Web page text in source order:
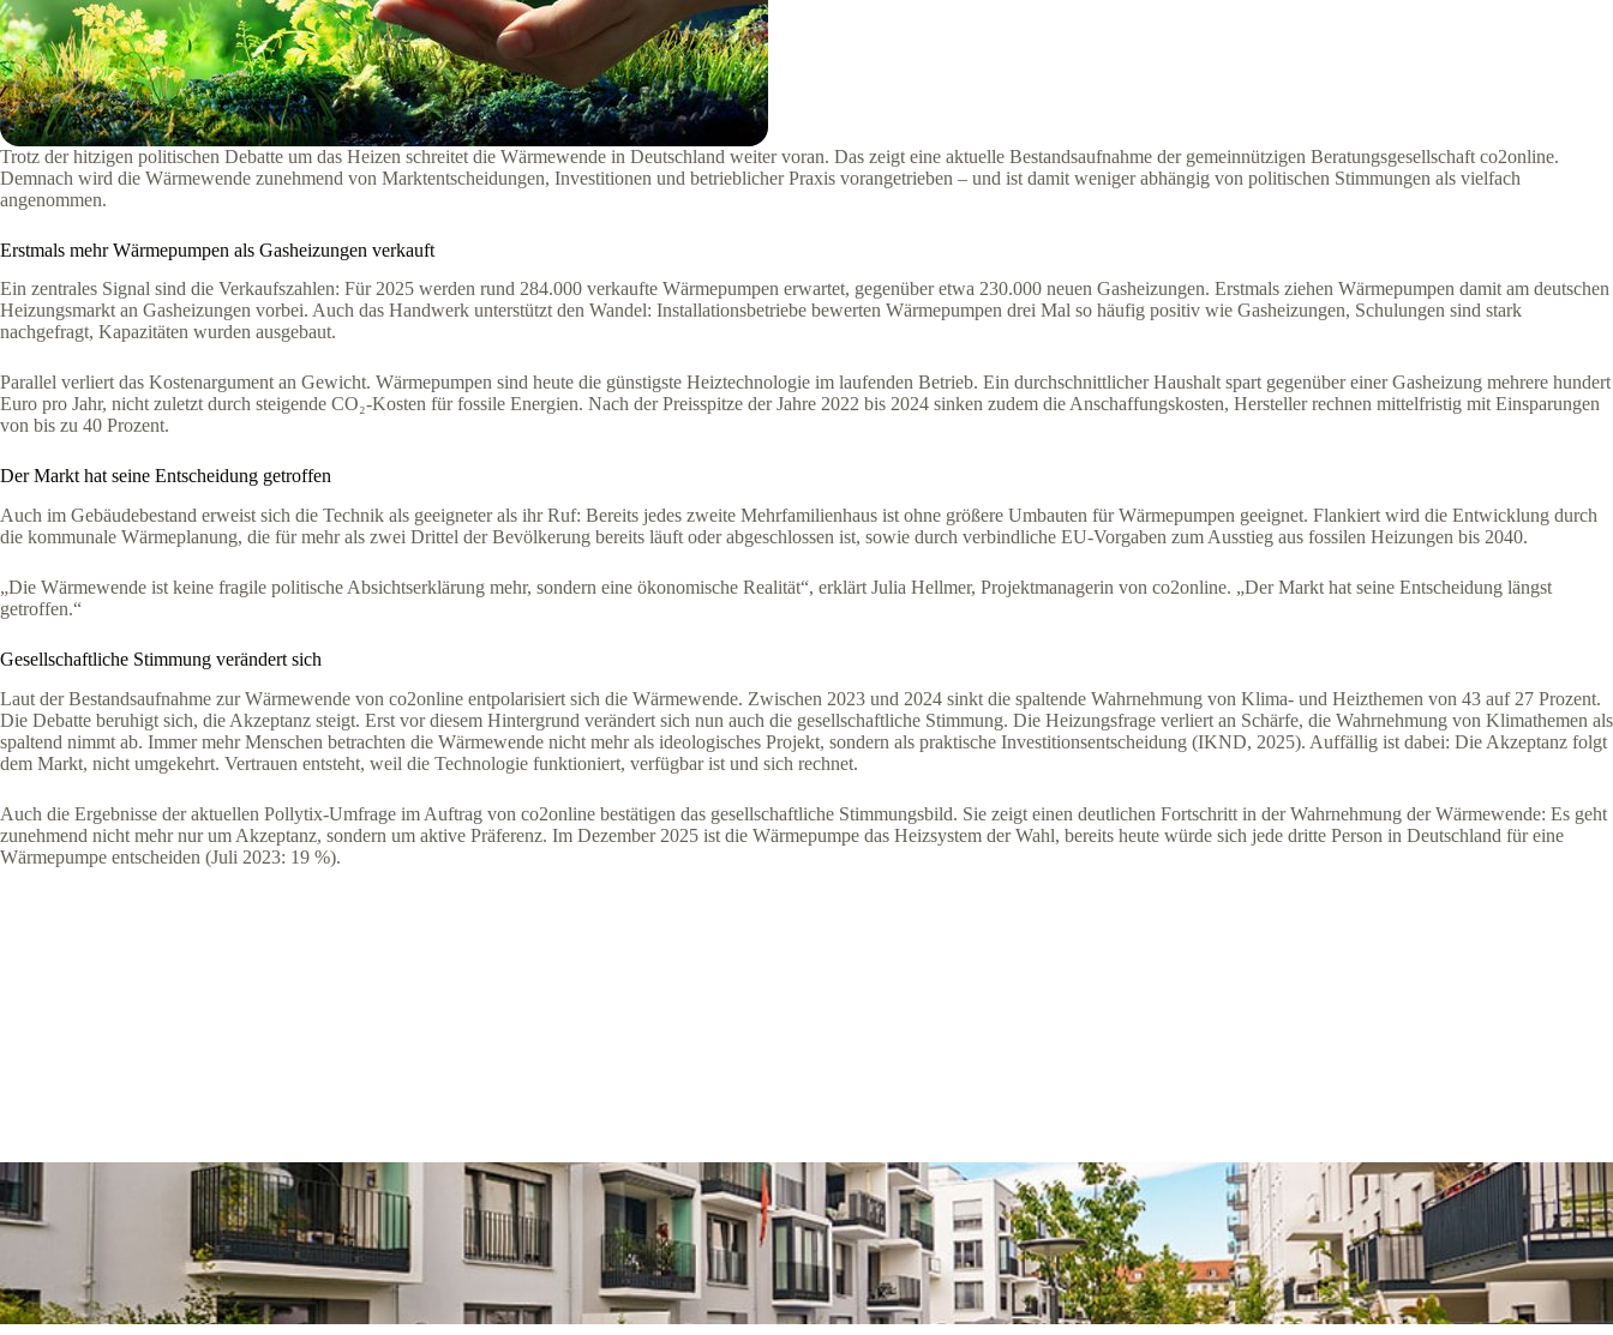
Trotz der hitzigen politischen Debatte um das Heizen schreitet die Wärmewende in Deutschland weiter voran. Das zeigt eine aktuelle Bestandsaufnahme der gemeinnützigen Beratungsgesellschaft co2online.
Demnach wird die Wärmewende zunehmend von Marktentscheidungen, Investitionen und betrieblicher Praxis vorangetrieben – und ist damit weniger abhängig von politischen Stimmungen als vielfach
angenommen.
Erstmals mehr Wärmepumpen als Gasheizungen verkauft
Ein zentrales Signal sind die Verkaufszahlen: Für 2025 werden rund 284.000 verkaufte Wärmepumpen erwartet, gegenüber etwa 230.000 neuen Gasheizungen. Erstmals ziehen Wärmepumpen damit am deutschen
Heizungsmarkt an Gasheizungen vorbei. Auch das Handwerk unterstützt den Wandel: Installationsbetriebe bewerten Wärmepumpen drei Mal so häufig positiv wie Gasheizungen, Schulungen sind stark
nachgefragt, Kapazitäten wurden ausgebaut.
Parallel verliert das Kostenargument an Gewicht. Wärmepumpen sind heute die günstigste Heiztechnologie im laufenden Betrieb. Ein durchschnittlicher Haushalt spart gegenüber einer Gasheizung mehrere hundert
Euro pro Jahr, nicht zuletzt durch steigende CO₂-Kosten für fossile Energien. Nach der Preisspitze der Jahre 2022 bis 2024 sinken zudem die Anschaffungskosten, Hersteller rechnen mittelfristig mit Einsparungen
von bis zu 40 Prozent.
Der Markt hat seine Entscheidung getroffen
Auch im Gebäudebestand erweist sich die Technik als geeigneter als ihr Ruf: Bereits jedes zweite Mehrfamilienhaus ist ohne größere Umbauten für Wärmepumpen geeignet. Flankiert wird die Entwicklung durch
die kommunale Wärmeplanung, die für mehr als zwei Drittel der Bevölkerung bereits läuft oder abgeschlossen ist, sowie durch verbindliche EU-Vorgaben zum Ausstieg aus fossilen Heizungen bis 2040.
„Die Wärmewende ist keine fragile politische Absichtserklärung mehr, sondern eine ökonomische Realität“, erklärt Julia Hellmer, Projektmanagerin von co2online. „Der Markt hat seine Entscheidung längst
getroffen.“
Gesellschaftliche Stimmung verändert sich
Laut der Bestandsaufnahme zur Wärmewende von co2online entpolarisiert sich die Wärmewende. Zwischen 2023 und 2024 sinkt die spaltende Wahrnehmung von Klima- und Heizthemen von 43 auf 27 Prozent.
Die Debatte beruhigt sich, die Akzeptanz steigt. Erst vor diesem Hintergrund verändert sich nun auch die gesellschaftliche Stimmung. Die Heizungsfrage verliert an Schärfe, die Wahrnehmung von Klimathemen als
spaltend nimmt ab. Immer mehr Menschen betrachten die Wärmewende nicht mehr als ideologisches Projekt, sondern als praktische Investitionsentscheidung (IKND, 2025). Auffällig ist dabei: Die Akzeptanz folgt
dem Markt, nicht umgekehrt. Vertrauen entsteht, weil die Technologie funktioniert, verfügbar ist und sich rechnet.
Auch die Ergebnisse der aktuellen Pollytix-Umfrage im Auftrag von co2online bestätigen das gesellschaftliche Stimmungsbild. Sie zeigt einen deutlichen Fortschritt in der Wahrnehmung der Wärmewende: Es geht
zunehmend nicht mehr nur um Akzeptanz, sondern um aktive Präferenz. Im Dezember 2025 ist die Wärmepumpe das Heizsystem der Wahl, bereits heute würde sich jede dritte Person in Deutschland für eine
Wärmepumpe entscheiden (Juli 2023: 19 %).